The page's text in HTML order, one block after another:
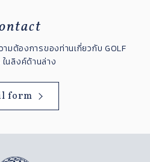
มต้องการของท่านเกี่ยวกับ GOLF
ในลิงค์ด้านล่าง
form